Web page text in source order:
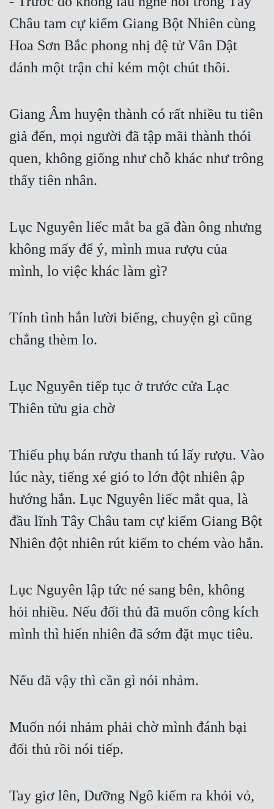
Đẹp
Đẹp Hiệp
Sát Phạt Quyết Đoán
Vô Sỉ
Điềm Đạm
Châu tam cự kiếm Giang Bột Nhiên cùng
Hoa Sơn Bắc phong nhị đệ tử Vân Dật
đánh một trận chỉ kém một chút thôi.
Giang Âm huyện thành có rất nhiều tu tiên
giả đến, mọi người đã tập mãi thành thói
quen, không giống như chỗ khác như trông
thấy tiên nhân.
Lục Nguyên liếc mắt ba gã đàn ông nhưng
không mấy để ý, mình mua rượu của
mình, lo việc khác làm gì?
Tính tình hắn lười biếng, chuyện gì cũng
chẳng thèm lo.
Lục Nguyên tiếp tục ở trước cửa Lạc
Thiên tửu gia chờ
Thiếu phụ bán rượu thanh tú lấy rượu. Vào
lúc này, tiếng xé gió to lớn đột nhiên ập
hướng hắn. Lục Nguyên liếc mắt qua, là
đầu lĩnh Tây Châu tam cự kiếm Giang Bột
Nhiên đột nhiên rút kiếm to chém vào hắn.
Lục Nguyên lập tức né sang bên, không
hỏi nhiều. Nếu đối thủ đã muốn công kích
mình thì hiển nhiên đã sớm đặt mục tiêu.
Nếu đã vậy thì cần gì nói nhảm.
Muốn nói nhảm phải chờ mình đánh bại
đối thủ rồi nói tiếp.
Tay giơ lên, Dưỡng Ngô kiếm ra khỏi vỏ,